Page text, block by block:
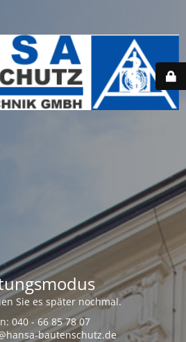
Sie es später nochmal.
040 - 66 85 78 07
bautenschutz.de